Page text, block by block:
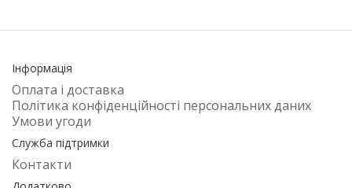
Інформація
Оплата і доставка
Політика конфіденційності персональних даних
Умови угоди
Служба підтримки
Контакти